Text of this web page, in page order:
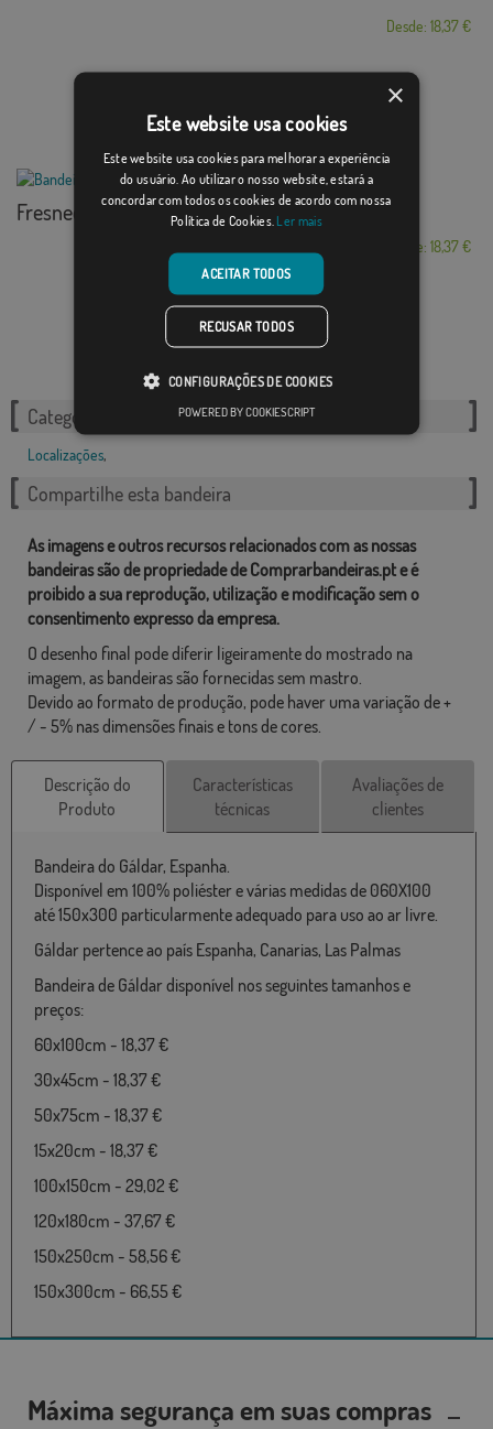
Desde: 18,37 €
Fresnedillas de la...
Desde: 18,37 €
Categorias relacionadas:
Localizações,
Compartilhe esta bandeira
As imagens e outros recursos relacionados com as nossas
bandeiras são de propriedade de Comprarbandeiras.pt e é
proibido a sua reprodução, utilização e modificação sem o
consentimento expresso da empresa.
O desenho final pode diferir ligeiramente do mostrado na
imagem, as bandeiras são fornecidas sem mastro.
Devido ao formato de produção, pode haver uma variação de +
/ - 5% nas dimensões finais e tons de cores.
Descrição do
Produto
Características
técnicas
Avaliações de
clientes
Bandeira do Gáldar, Espanha.
Disponível em 100% poliéster e várias medidas de 060X100
até 150x300 particularmente adequado para uso ao ar livre.
Gáldar pertence ao país Espanha, Canarias, Las Palmas
Bandeira de Gáldar disponível nos seguintes tamanhos e
preços:
60x100cm - 18,37 €
30x45cm - 18,37 €
50x75cm - 18,37 €
15x20cm - 18,37 €
100x150cm - 29,02 €
120x180cm - 37,67 €
150x250cm - 58,56 €
150x300cm - 66,55 €
Máxima segurança em suas compras
×
Este website usa cookies
Este website usa cookies para melhorar a experiência
do usuário. Ao utilizar o nosso website, estará a
concordar com todos os cookies de acordo com nossa
Política de Cookies. Ler mais
ACEITAR TODOS
RECUSAR TODOS
CONFIGURAÇÕES DE COOKIES
POWERED BY COOKIESCRIPT